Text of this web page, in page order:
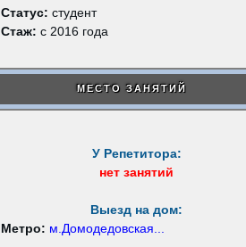
Статус: студент
Стаж: с 2016 года
МЕСТО ЗАНЯТИЙ
У Репетитора:
нет занятий
Выезд на дом:
Метро: м.Домодедовская